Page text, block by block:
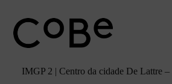
conteúdo
IMGP 2 | Centro da cidade De Lattre